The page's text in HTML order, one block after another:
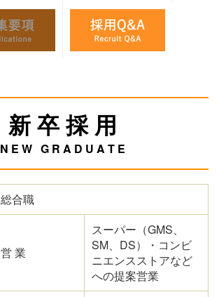
新 卒 採 用
N E W G R A D U A T E
総合職
営 業
スーパー（GMS、
SM、DS）・コンビ
ニエンスストアなど
への提案営業